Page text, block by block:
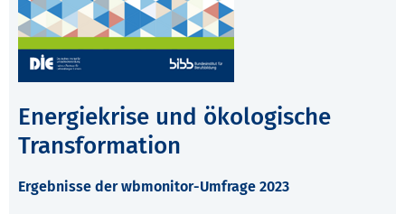
Energiekrise und ökologische
Transformation
Ergebnisse der wbmonitor-Umfrage 2023